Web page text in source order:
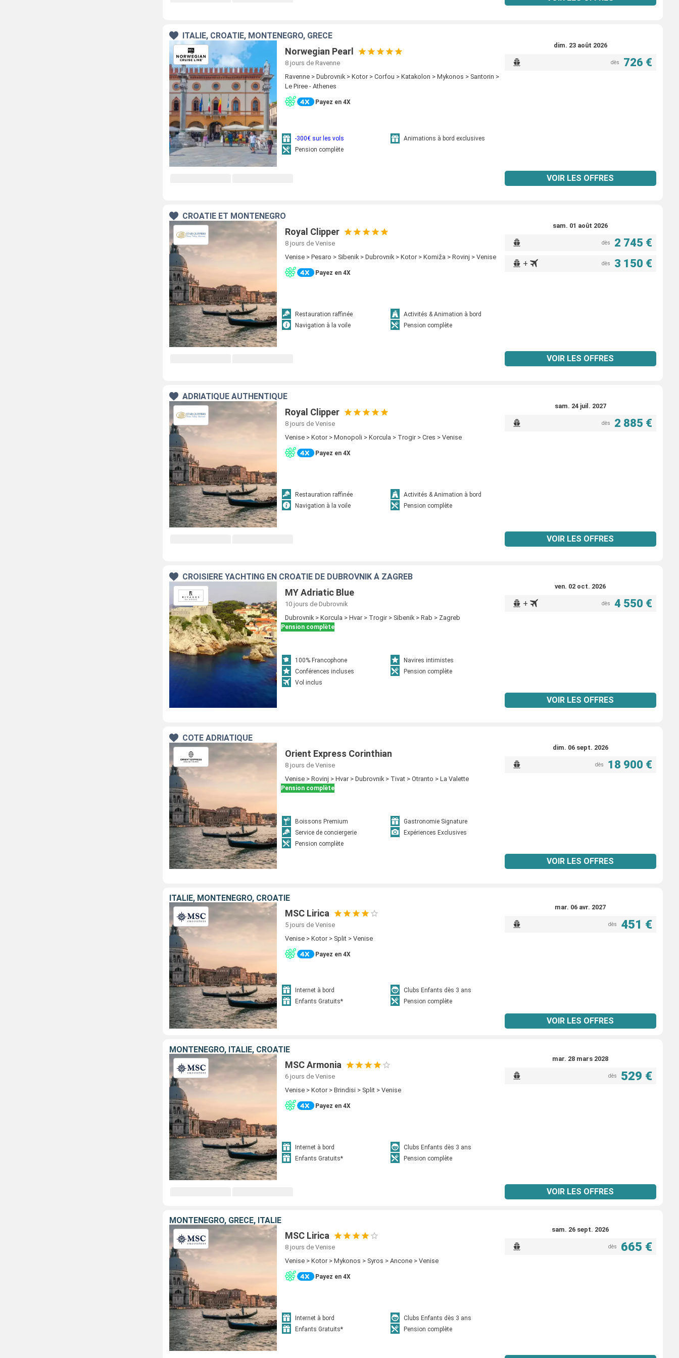
ITALIE, CROATIE, MONTÉNÉGRO, GRÈCE
Norwegian Pearl
8 jours de Ravenne
Ravenne > Dubrovnik > Kotor > Corfou > Katakolon > Mykonos > Santorin >
Le Piree - Athenes
Payez en 4X
-300€ sur les vols
Animations à bord exclusives
Pension complète
dim. 23 août 2026
dès 726 €
VOIR LES OFFRES
CROATIE ET MONTÉNÉGRO
Royal Clipper
8 jours de Venise
Venise > Pesaro > Sibenik > Dubrovnik > Kotor > Komiža > Rovinj > Venise
Payez en 4X
Restauration raffinée
Activités & Animation à bord
Navigation à la voile
Pension complète
sam. 01 août 2026
dès 2 745 €
+ dès 3 150 €
VOIR LES OFFRES
ADRIATIQUE AUTHENTIQUE
Royal Clipper
8 jours de Venise
Venise > Kotor > Monopoli > Korcula > Trogir > Cres > Venise
Payez en 4X
Restauration raffinée
Activités & Animation à bord
Navigation à la voile
Pension complète
sam. 24 juil. 2027
dès 2 885 €
VOIR LES OFFRES
CROISIÈRE YACHTING EN CROATIE DE DUBROVNIK À ZAGREB
MY Adriatic Blue
10 jours de Dubrovnik
Dubrovnik > Korcula > Hvar > Trogir > Sibenik > Rab > Zagreb
Pension complète
100% Francophone
Navires intimistes
Conférences incluses
Pension complète
Vol inclus
ven. 02 oct. 2026
+ dès 4 550 €
VOIR LES OFFRES
CÔTE ADRIATIQUE
Orient Express Corinthian
8 jours de Venise
Venise > Rovinj > Hvar > Dubrovnik > Tivat > Otranto > La Valette
Pension complète
Boissons Premium
Gastronomie Signature
Service de conciergerie
Expériences Exclusives
Pension complète
dim. 06 sept. 2026
dès 18 900 €
VOIR LES OFFRES
ITALIE, MONTÉNÉGRO, CROATIE
MSC Lirica
5 jours de Venise
Venise > Kotor > Split > Venise
Payez en 4X
Internet à bord
Clubs Enfants dès 3 ans
Enfants Gratuits*
Pension complète
mar. 06 avr. 2027
dès 451 €
VOIR LES OFFRES
MONTÉNÉGRO, ITALIE, CROATIE
MSC Armonia
6 jours de Venise
Venise > Kotor > Brindisi > Split > Venise
Payez en 4X
Internet à bord
Clubs Enfants dès 3 ans
Enfants Gratuits*
Pension complète
mar. 28 mars 2028
dès 529 €
VOIR LES OFFRES
MONTÉNÉGRO, GRÈCE, ITALIE
MSC Lirica
8 jours de Venise
Venise > Kotor > Mykonos > Syros > Ancone > Venise
Payez en 4X
Internet à bord
Clubs Enfants dès 3 ans
Enfants Gratuits*
Pension complète
sam. 26 sept. 2026
dès 665 €